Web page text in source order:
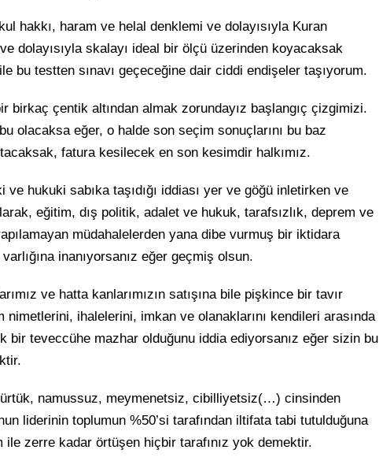
hakkı, haram ve helal denklemi ve dolayısıyla Kuran
dolayısıyla skalayı ideal bir ölçü üzerinden koyacaksak
bu testten sınavı geçeceğine dair ciddi endişeler taşıyorum.
birkaç çentik altından almak zorundayız başlangıç çizgimizi.
olacaksa eğer, o halde son seçim sonuçlarını bu baz
fatura kesilecek en son kesimdir halkımız.
hukuki sabıka taşıdığı iddiası yer ve göğü inletirken ve
eğitim, dış politik, adalet ve hukuk, tarafsızlık, deprem ve
müdahalelerden yana dibe vurmuş bir iktidara
inanıyorsanız eğer geçmiş olsun.
ve hatta kanlarımızın satışına bile pişkince bir tavır
nimetlerini, ihalelerini, imkan ve olanaklarını kendileri arasında
bir teveccühe mazhar olduğunu iddia ediyorsanız eğer sizin bu
namussuz, meymenetsiz, cibilliyetsiz(…) cinsinden
liderinin toplumun %50’si tarafından iltifata tabi tutulduğuna
ile zerre kadar örtüşen hiçbir tarafınız yok demektir.